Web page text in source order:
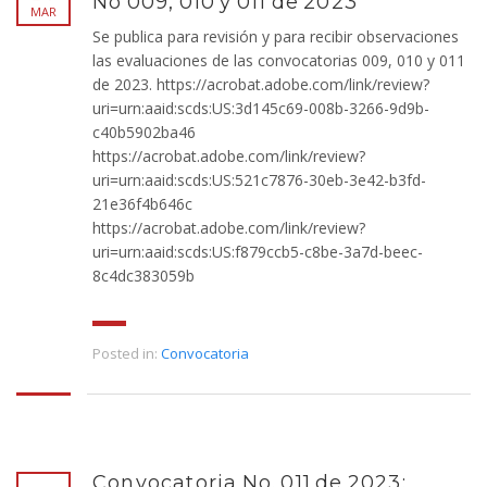
MAR
Se publica para revisión y para recibir observaciones
las evaluaciones de las convocatorias 009, 010 y 011
de 2023. https://acrobat.adobe.com/link/review?
uri=urn:aaid:scds:US:3d145c69-008b-3266-9d9b-
c40b5902ba46
https://acrobat.adobe.com/link/review?
uri=urn:aaid:scds:US:521c7876-30eb-3e42-b3fd-
21e36f4b646c
https://acrobat.adobe.com/link/review?
uri=urn:aaid:scds:US:f879ccb5-c8be-3a7d-beec-
8c4dc383059b
Posted in: Convocatoria